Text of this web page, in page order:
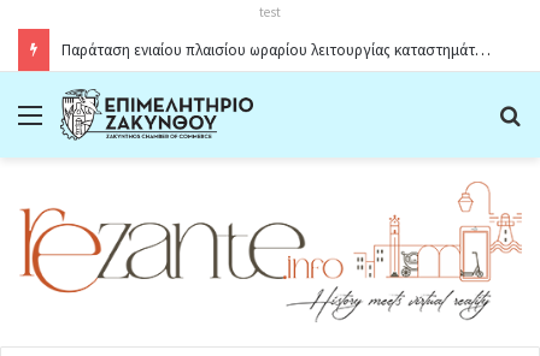
test
Παράταση ενιαίου πλαισίου ωραρίου λειτουργίας καταστημάτων στο Δήμο Ζακύνθου κατά την θερινή περίοδο 2026
Menu